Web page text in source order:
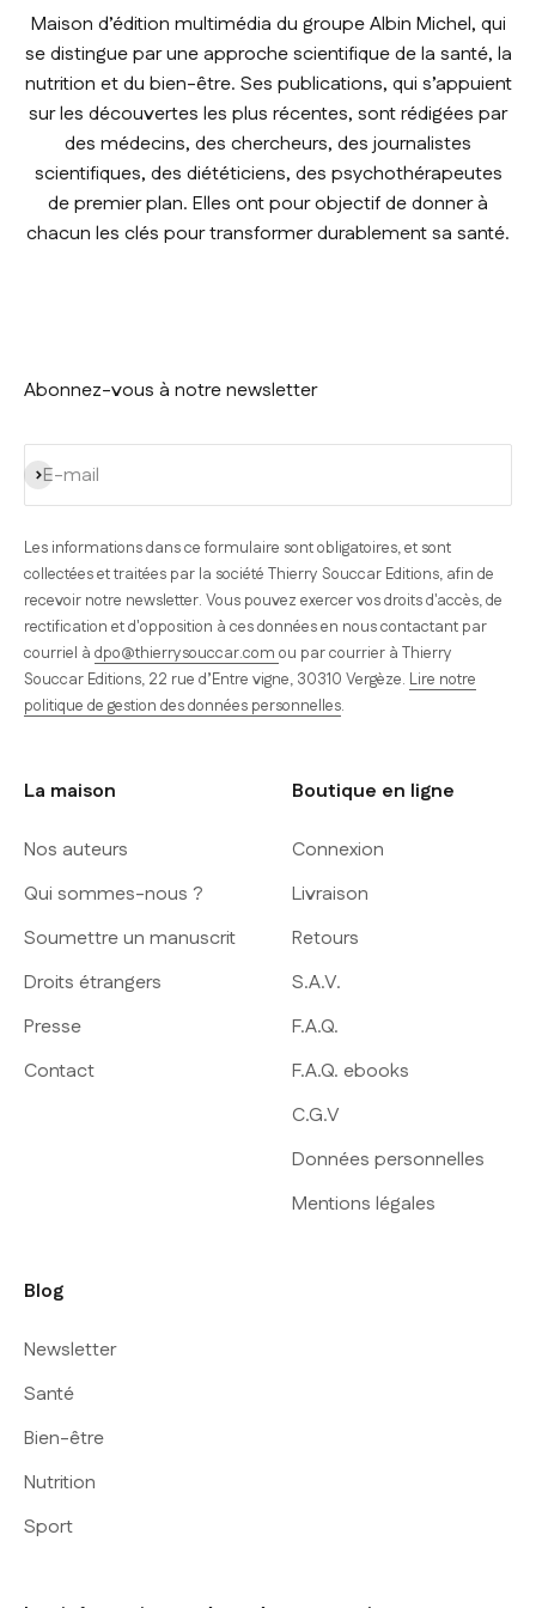
Maison d’édition multimédia du groupe Albin Michel, qui
se distingue par une approche scientifique de la santé, la
nutrition et du bien-être. Ses publications, qui s’appuient
sur les découvertes les plus récentes, sont rédigées par
des médecins, des chercheurs, des journalistes
scientifiques, des diététiciens, des psychothérapeutes
de premier plan. Elles ont pour objectif de donner à
chacun les clés pour transformer durablement sa santé.
Abonnez-vous à notre newsletter
E-mail
S'inscrire
Les informations dans ce formulaire sont obligatoires, et sont
collectées et traitées par la société Thierry Souccar Editions, afin de
recevoir notre newsletter. Vous pouvez exercer vos droits d'accès, de
rectification et d'opposition à ces données en nous contactant par
courriel à dpo@thierrysouccar.com ou par courrier à Thierry
Souccar Editions, 22 rue d’Entre vigne, 30310 Vergèze. Lire notre
politique de gestion des données personnelles.
La maison
Nos auteurs
Qui sommes-nous ?
Soumettre un manuscrit
Droits étrangers
Presse
Contact
Boutique en ligne
Connexion
Livraison
Retours
S.A.V.
F.A.Q.
F.A.Q. ebooks
C.G.V
Données personnelles
Mentions légales
Blog
Newsletter
Santé
Bien-être
Nutrition
Sport